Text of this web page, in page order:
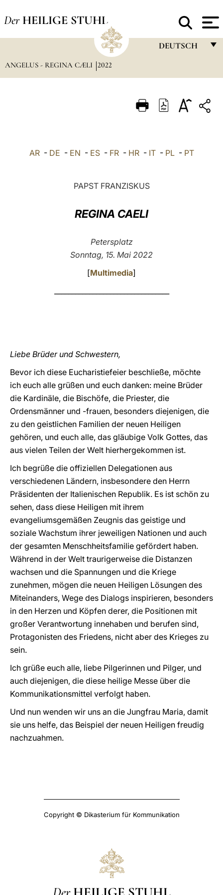
Der HEILIGE STUHL
DEUTSCH
ITALIANO
ANGELUS - REGINA CÆLI 2022
AR- DE - EN - ES- FR- HR- IT- PL- PT
PAPST FRANZISKUS
REGINA CAELI
Petersplatz
Sonntag, 15. Mai 2022
[Multimedia]
Liebe Brüder und Schwestern,
Bevor ich diese Eucharistiefeier beschließe, möchte
ich euch alle grüßen und euch danken: meine Brüder
die Kardinäle, die Bischöfe, die Priester, die
Ordensmänner und -frauen, besonders diejenigen, die
zu den geistlichen Familien der neuen Heiligen
gehören, und euch alle, das gläubige Volk Gottes, das
aus vielen Teilen der Welt hierhergekommen ist.
Ich begrüße die offiziellen Delegationen aus
verschiedenen Ländern, insbesondere den Herrn
Präsidenten der Italienischen Republik. Es ist schön zu
sehen, dass diese Heiligen mit ihrem
evangeliumsgemäßen Zeugnis das geistige und
soziale Wachstum ihrer jeweiligen Nationen und auch
der gesamten Menschheitsfamilie gefördert haben.
Während in der Welt traurigerweise die Distanzen
wachsen und die Spannungen und die Kriege
zunehmen, mögen die neuen Heiligen Lösungen des
Miteinanders, Wege des Dialogs inspirieren, besonders
in den Herzen und Köpfen derer, die Positionen mit
großer Verantwortung innehaben und berufen sind,
Protagonisten des Friedens, nicht aber des Krieges zu
sein.
Ich grüße euch alle, liebe Pilgerinnen und Pilger, und
auch diejenigen, die diese heilige Messe über die
Kommunikationsmittel verfolgt haben.
Und nun wenden wir uns an die Jungfrau Maria, damit
sie uns helfe, das Beispiel der neuen Heiligen freudig
nachzuahmen.
Copyright © Dikasterium für Kommunikation
Der